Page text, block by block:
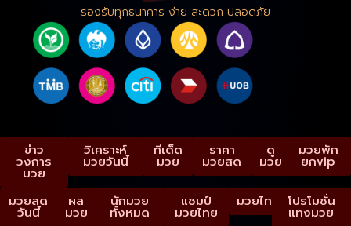
รองรับทุกธนาคาร ง่าย สะดวก ปลอดภัย
ข่าว
วงการ
มวย
วิเคราะห์
มวยวันนี้
ทีเด็ด
มวย
ราคา
มวยสด
ดู
มวย
มวยพัก
ยกvip
มวยสด
วันนี้
ผล
มวย
นักมวย
ทั้งหมด
แชมป์
มวยไทย
มวยไทย โปรโมชั่น
แทงมวย